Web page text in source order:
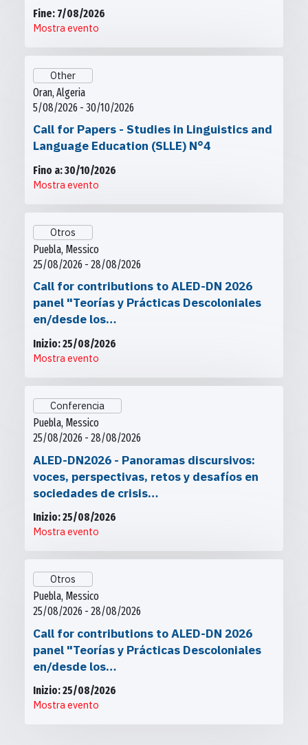
Fine: 7/08/2026
Mostra evento
Other
Oran, Algeria
5/08/2026 - 30/10/2026
Call for Papers - Studies in Linguistics and
Language Education (SLLE) N°4
Fino a: 30/10/2026
Mostra evento
Otros
Puebla, Messico
25/08/2026 - 28/08/2026
Call for contributions to ALED-DN 2026
panel "Teorías y Prácticas Descoloniales
en/desde los…
Inizio: 25/08/2026
Mostra evento
Conferencia
Puebla, Messico
25/08/2026 - 28/08/2026
ALED-DN2026 - Panoramas discursivos:
voces, perspectivas, retos y desafíos en
sociedades de crisis…
Inizio: 25/08/2026
Mostra evento
Otros
Puebla, Messico
25/08/2026 - 28/08/2026
Call for contributions to ALED-DN 2026
panel "Teorías y Prácticas Descoloniales
en/desde los…
Inizio: 25/08/2026
Mostra evento